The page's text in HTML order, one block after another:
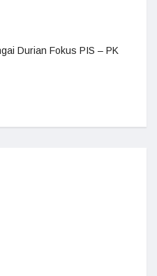
Durian Fokus PIS – PK